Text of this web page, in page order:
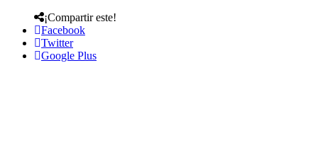
¡Compartir este!
Facebook
Twitter
Google Plus